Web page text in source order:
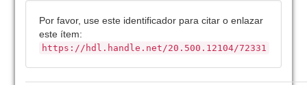
Por favor, use este identificador para citar o enlazar
este ítem:
https://hdl.handle.net/20.500.12104/72331